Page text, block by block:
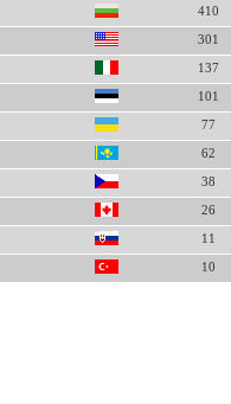
410
301
137
101
77
62
38
26
11
10